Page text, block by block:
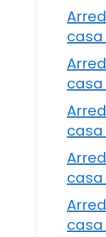
casa
casa
casa
casa